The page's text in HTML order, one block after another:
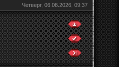
Четверг, 06.08.2026, 09:37